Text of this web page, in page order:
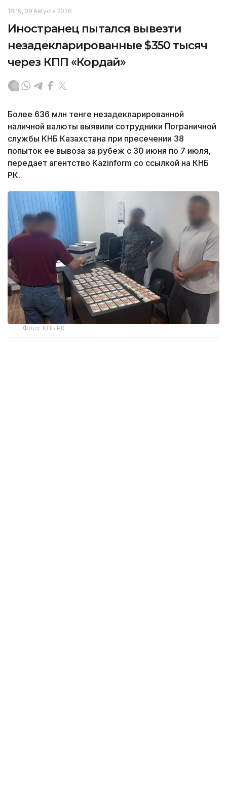
18:19, 09 Августа 2026
Иностранец пытался вывезти
незадекларированные $350 тысяч
через КПП «Кордай»
Более 636 млн тенге незадекларированной
наличной валюты выявили сотрудники Пограничной
службы КНБ Казахстана при пресечении 38
попыток ее вывоза за рубеж с 30 июня по 7 июля,
передает агентство Kazinform со ссылкой на КНБ
РК.
Фото: КНБ РК